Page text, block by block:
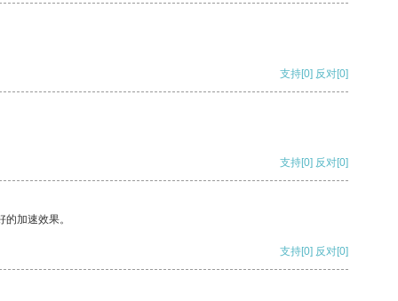
支持[0] 反对[0]
支持[0] 反对[0]
加速效果。
支持[0] 反对[0]